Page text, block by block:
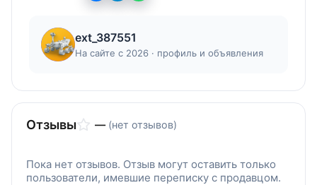
ext_387551
На сайте с 2026 · профиль и объявления
Отзывы — (нет отзывов)
Пока нет отзывов. Отзыв могут оставить только
пользователи, имевшие переписку с продавцом.